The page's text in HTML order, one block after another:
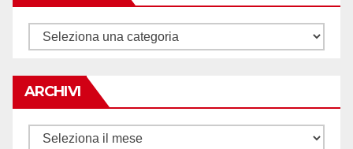
Tematiche
ARCHIVI
Archivi